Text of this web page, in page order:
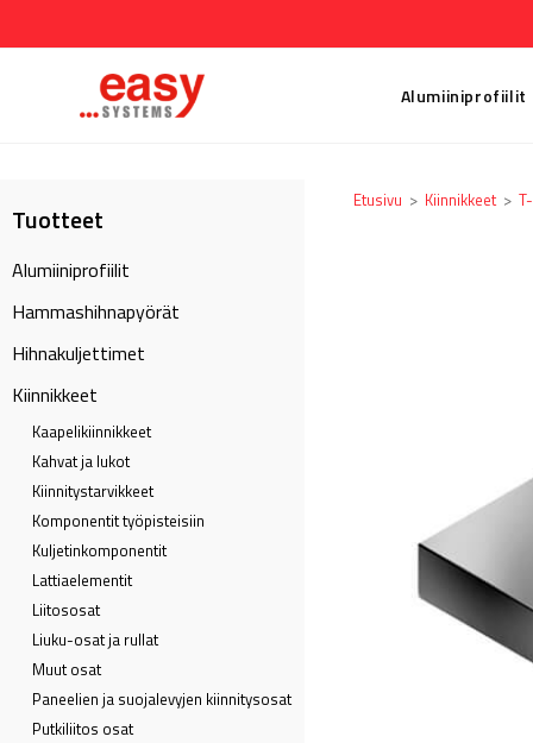
Alumiiniprofiilit
Tuotteet
Alumiiniprofiilit
Hammashihnapyörät
Hihnakuljettimet
Kiinnikkeet
Kaapeli­kiinnikkeet
Kahvat ja lukot
Kiinnitystarvikkeet
Komponentit työpisteisiin
Kuljetin­komponentit
Lattia­elementit
Liitososat
Liuku-osat ja rullat
Muut osat
Paneelien ja suojalevyjen kiinnitysosat
Putkiliitos osat
Etusivu > Kiinnikkeet >